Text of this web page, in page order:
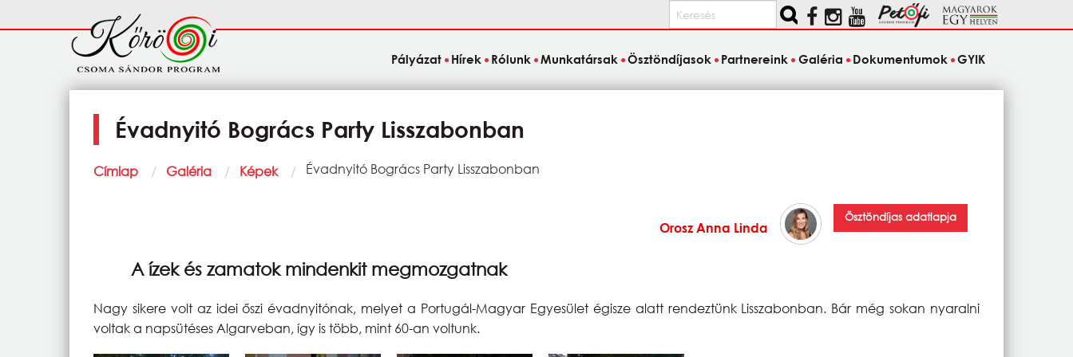
Keresés
Fő
navigáció
Pályázat Hírek Rólunk Munkatársak Ösztöndíjasok Partnereink Galéria Dokumentumok GYIK
Évadnyitó Bogrács Party Lisszabonban
Morzsa
Címlap Galéria Képek Current:
Évadnyitó Bogrács Party Lisszabonban
Orosz Anna Linda
Ösztöndíjas adatlapja
A ízek és zamatok mindenkit megmozgatnak
Nagy sikere volt az idei őszi évadnyitónak, melyet a Portugál-Magyar Egyesület égisze alatt rendeztünk Lisszabonban. Bár még sokan nyaralni
voltak a napsütéses Algarveban, így is több, mint 60-an voltunk.